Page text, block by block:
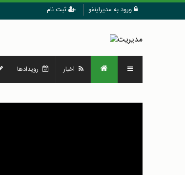
ورود به مدیراینفو ثبت نام
اخبار رویدادها